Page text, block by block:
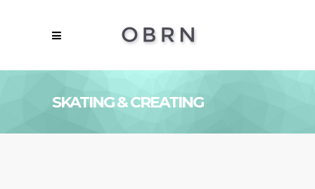
SKATING & CREATING